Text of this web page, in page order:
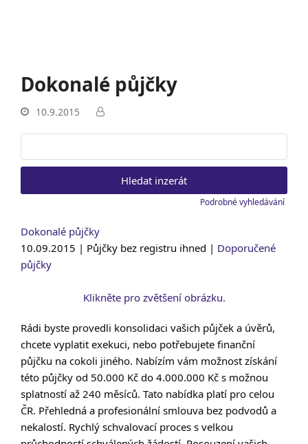
Dokonalé půjčky
10.9.2015
Podrobné vyhledávání
Dokonalé půjčky
10.09.2015 | Půjčky bez registru ihned | Doporučené
půjčky
Klikněte pro zvětšení obrázku.
Rádi byste provedli konsolidaci vašich půjček a úvěrů,
chcete vyplatit exekuci, nebo potřebujete finanční
půjčku na cokoli jiného. Nabízím vám možnost získání
této půjčky od 50.000 Kč do 4.000.000 Kč s možnou
splatností až 240 měsíců. Tato nabídka platí pro celou
ČR. Přehledná a profesionální smlouva bez podvodů a
nekalostí. Rychlý schvalovací proces s velkou